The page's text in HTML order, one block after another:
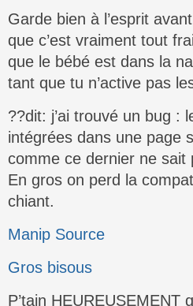
Garde bien à l’esprit
que c’est vraiment tout
que le bébé est dans la
tant que tu n’active pas
??dit: j’ai trouvé un bug :
intégrées dans une page
comme ce dernier ne
En gros on perd la
chiant.
Manip Source
Gros bisous
P’tain